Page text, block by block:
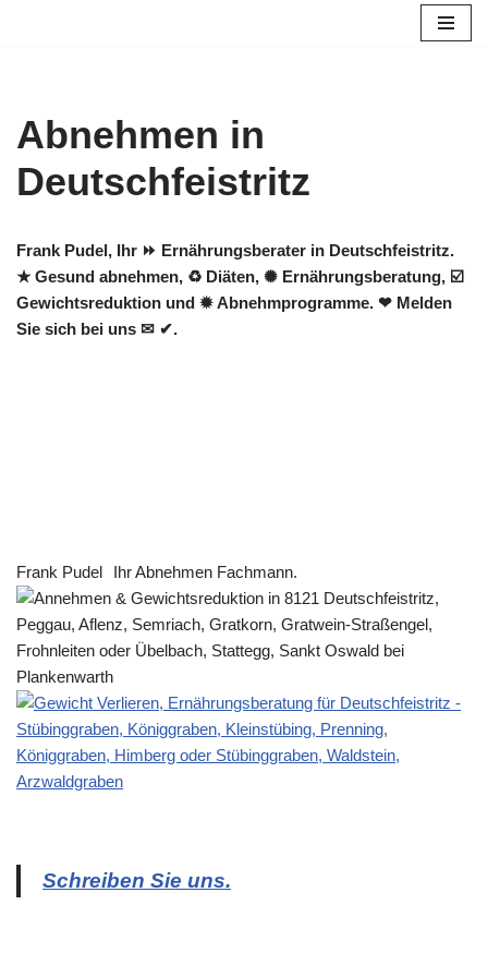
Abnehmen in
Deutschfeistritz
Frank Pudel, Ihr ⏩ Ernährungsberater in Deutschfeistritz.
★ Gesund abnehmen, ♻ Diäten, ✺ Ernährungsberatung, ☑️
Gewichtsreduktion und ✹ Abnehmprogramme. ❤ Melden
Sie sich bei uns ✉ ✔.
Frank Pudel Ihr Abnehmen Fachmann.
Schreiben Sie uns.